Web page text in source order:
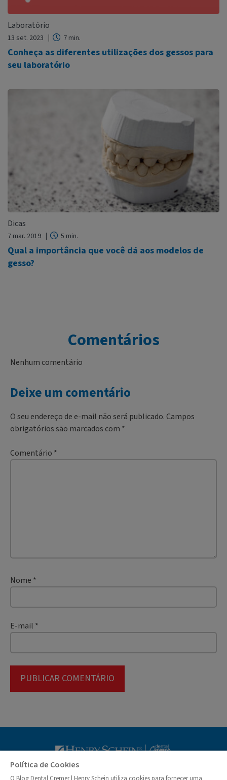
Laboratório
13 set. 2023 7 min.
Conheça as diferentes utilizações dos gessos para
seu laboratório
Dicas
7 mar. 2019 5 min.
Qual a importância que você dá aos modelos de
gesso?
Comentários
Nenhum comentário
Deixe um comentário
O seu endereço de e-mail não será publicado.Campos
obrigatórios são marcados com *
Comentário *
Nome *
E-mail *
Blog Dental
Política de Cookies